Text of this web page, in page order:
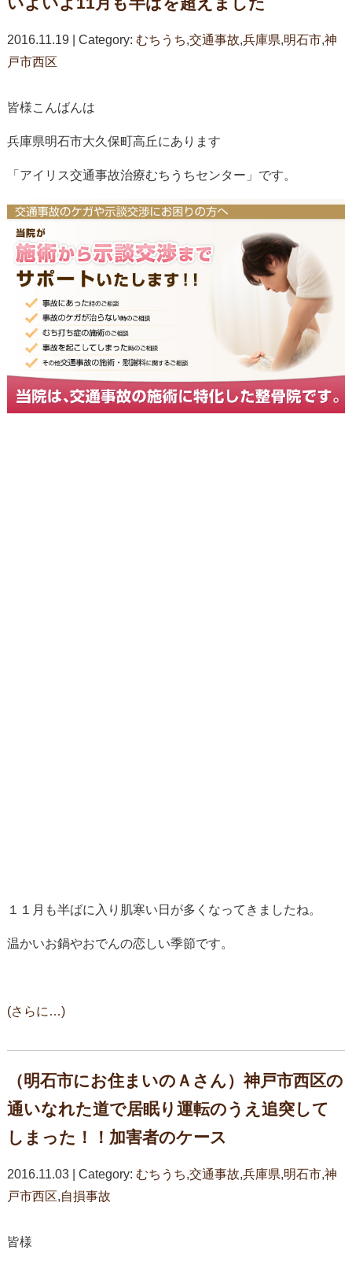
2016.11.19 | Category: むちうち,交通事故,兵庫県,明石市,神
戸市西区
皆様こんばんは
兵庫県明石市大久保町高丘にあります
「アイリス交通事故治療むちうちセンター」です。
１１月も半ばに入り肌寒い日が多くなってきましたね。
温かいお鍋やおでんの恋しい季節です。
(さらに…)
（明石市にお住まいのＡさん）神戸市西区の
通いなれた道で居眠り運転のうえ追突して
しまった！！加害者のケース
2016.11.03 | Category: むちうち,交通事故,兵庫県,明石市,神
戸市西区,自損事故
皆様